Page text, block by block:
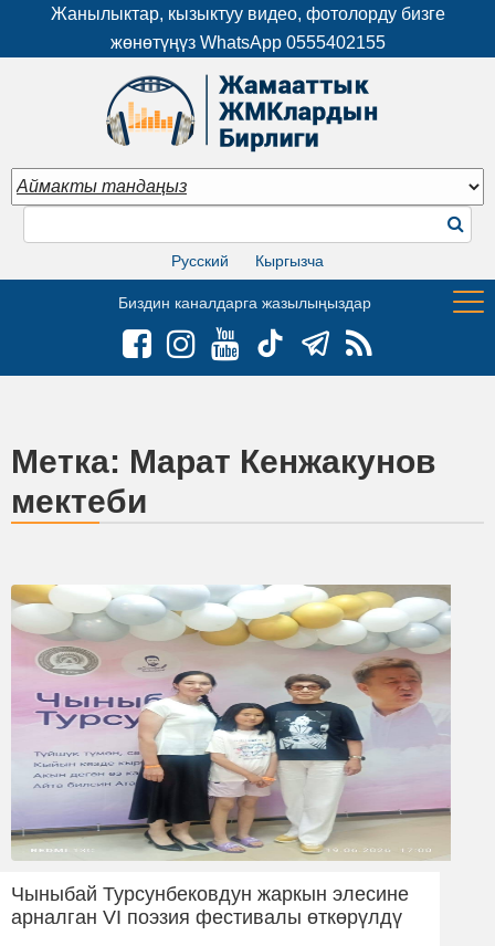
Жанылыктар, кызыктуу видео, фотолорду бизге
жөнөтүңүз WhatsApp 0555402155
Русский Кыргызча
Биздин каналдарга жазылыңыздар
Метка: Марат Кенжакунов
мектеби
Чыныбай Турсунбековдун жаркын элесине
арналган VI поэзия фестивалы өткөрүлдү